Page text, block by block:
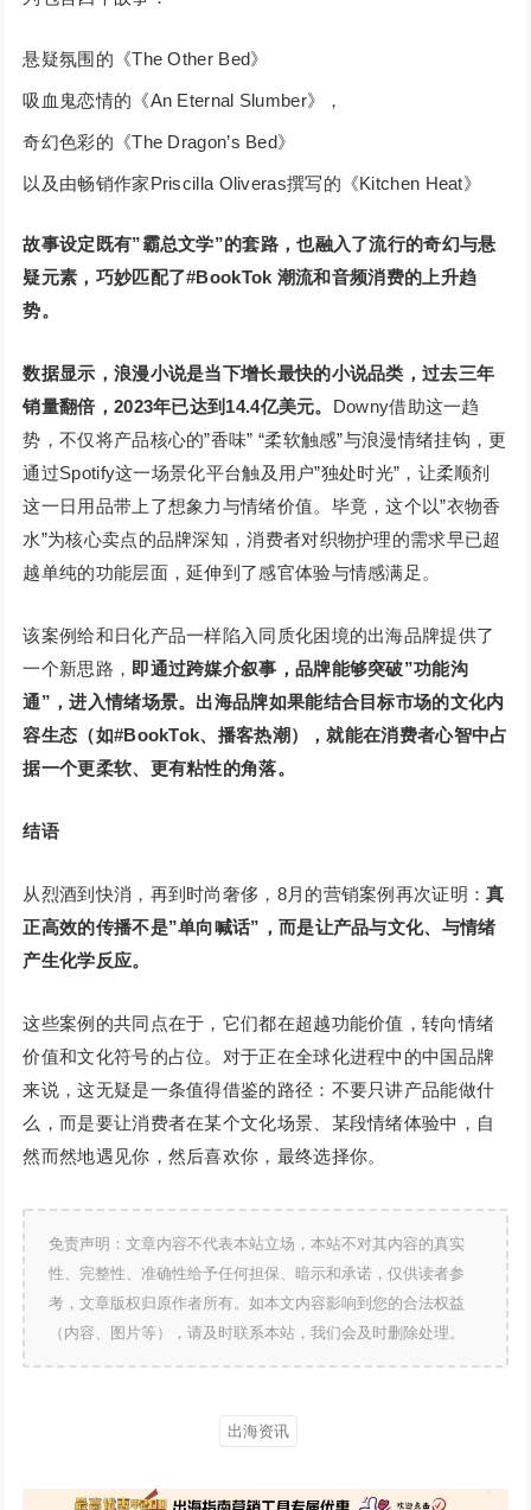
悬疑氛围的《The Other Bed》
吸血鬼恋情的《An Eternal Slumber》，
奇幻色彩的《The Dragon’s Bed》
以及由畅销作家Priscilla Oliveras撰写的《Kitchen Heat》
故事设定既有”霸总文学”的套路，也融入了流行的奇幻与悬
疑元素，巧妙匹配了#BookTok 潮流和音频消费的上升趋
势。
数据显示，浪漫小说是当下增长最快的小说品类，过去三年
销量翻倍，2023年已达到14.4亿美元。 Downy借助这一趋
势，不仅将产品核心的”香味” “柔软触感”与浪漫情绪挂钩，更
通过Spotify这一场景化平台触及用户”独处时光”，让柔顺剂
这一日用品带上了想象力与情绪价值。毕竟，这个以”衣物香
水”为核心卖点的品牌深知，消费者对织物护理的需求早已超
越单纯的功能层面，延伸到了感官体验与情感满足。
该案例给和日化产品一样陷入同质化困境的出海品牌提供了
一个新思路， 即通过跨媒介叙事，品牌能够突破”功能沟
通”，进入情绪场景。出海品牌如果能结合目标市场的文化内
容生态（如#BookTok、播客热潮），就能在消费者心智中占
据一个更柔软、更有粘性的角落。
结语
从烈酒到快消，再到时尚奢侈，8月的营销案例再次证明：真
正高效的传播不是”单向喊话”，而是让产品与文化、与情绪
产生化学反应。
这些案例的共同点在于，它们都在超越功能价值，转向情绪
价值和文化符号的占位。对于正在全球化进程中的中国品牌
来说，这无疑是一条值得借鉴的路径：不要只讲产品能做什
么，而是要让消费者在某个文化场景、某段情绪体验中，自
然而然地遇见你，然后喜欢你，最终选择你。
免责声明：文章内容不代表本站立场，本站不对其内容的真实
性、完整性、准确性给予任何担保、暗示和承诺，仅供读者参
考，文章版权归原作者所有。如本文内容影响到您的合法权益
（内容、图片等），请及时联系本站，我们会及时删除处理。
出海资讯